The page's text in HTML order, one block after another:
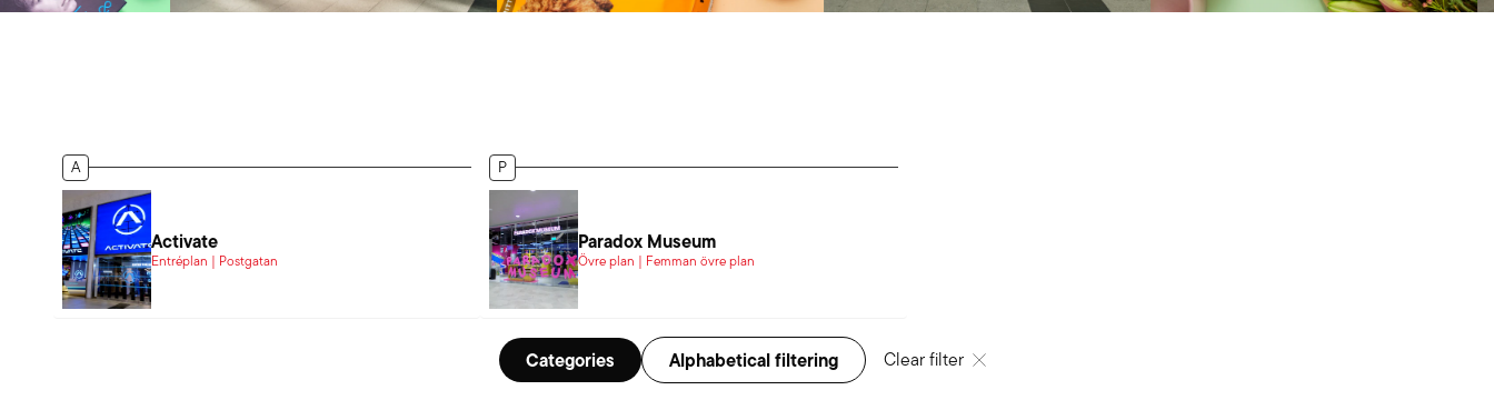
A
Activate
Entréplan | Postgatan
P
Paradox Museum
Övre plan | Femman övre plan
Categories Alphabetical filtering Clear filter